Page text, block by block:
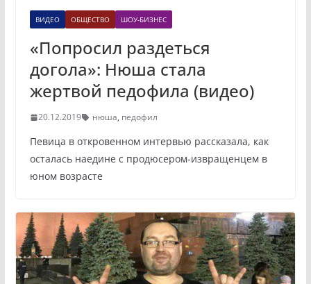
ВИДЕО ОБЩЕСТВО ШОУ-БИЗНЕС
«Попросил раздеться
догола»: Нюша стала
жертвой педофила (видео)
20.12.2019 нюша, педофил
Певица в откровенном интервью рассказала, как
осталась наедине с продюсером-извращенцем в
юном возрасте